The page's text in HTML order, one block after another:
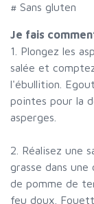
# Sans gluten
Je fais
1. Plongez les
salée et
l'ébullition.
pointes pour la
asperges.
2. Réalisez une
grasse dans
de pomme de
feu doux.